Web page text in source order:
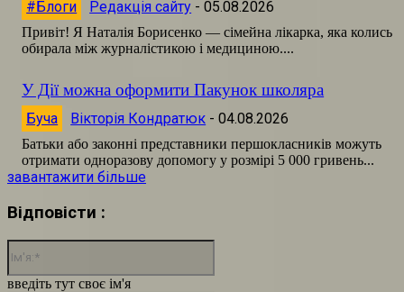
#Блоги Редакція сайту - 05.08.2026
Привіт! Я Наталія Борисенко — сімейна лікарка, яка колись
обирала між журналістикою і медициною....
У Дії можна оформити Пакунок школяра
Буча Вікторія Кондратюк - 04.08.2026
Батьки або законні представники першокласників можуть
отримати одноразову допомогу у розмірі 5 000 гривень...
завантажити більше
Відповісти :
введіть тут своє ім'я